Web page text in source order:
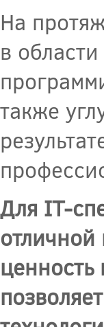
На
в
также
Для IT-